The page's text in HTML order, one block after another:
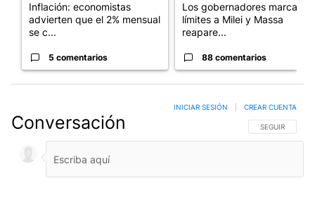
Inflación: economistas
advierten que el 2% mensual
se c...
5 comentarios
Los gobernadores marcan
límites a Milei y Massa
reapare...
88 comentarios
Conversación SIGA ESTA
SEGUIR
INICIAR SESIÓN CREAR CUENTA